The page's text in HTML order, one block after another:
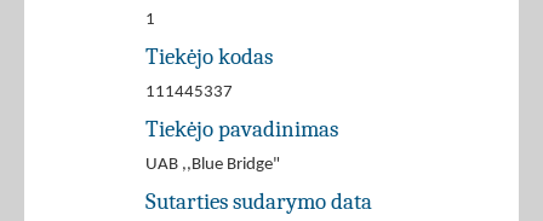
1
Tiekėjo kodas
111445337
Tiekėjo pavadinimas
UAB ,,Blue Bridge"
Sutarties sudarymo data